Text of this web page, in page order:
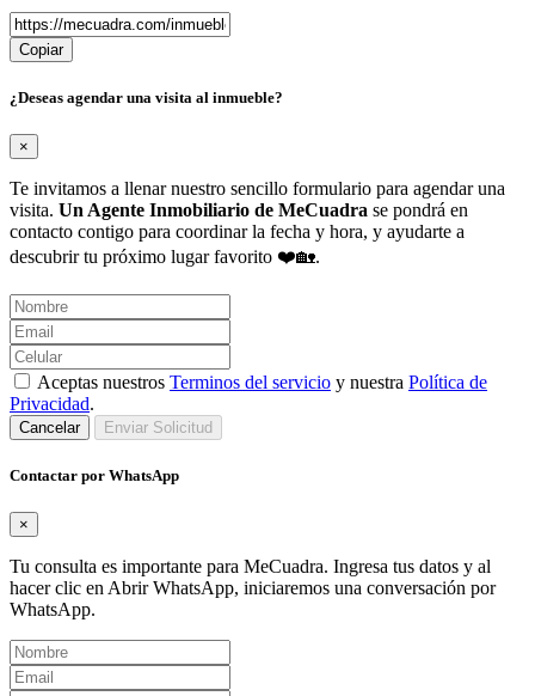
Copiar
¿Deseas agendar una visita al inmueble?
×
Te invitamos a llenar nuestro sencillo formulario para agendar una
visita. Un Agente Inmobiliario de MeCuadra se pondrá en
contacto contigo para coordinar la fecha y hora, y ayudarte a
descubrir tu próximo lugar favorito ❤️🏡.
Aceptas nuestros Terminos del servicio y nuestra Política de
Privacidad.
Cancelar Enviar Solicitud
Contactar por WhatsApp
×
Tu consulta es importante para MeCuadra. Ingresa tus datos y al
hacer clic en Abrir WhatsApp, iniciaremos una conversación por
WhatsApp.